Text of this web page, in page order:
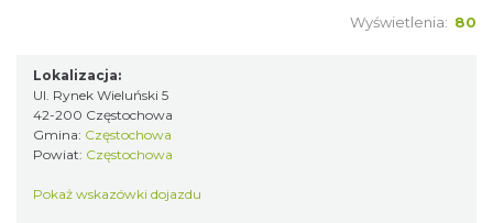
Wyświetlenia: 80
Lokalizacja:
Ul. Rynek Wieluński 5
42-200 Częstochowa
Gmina: Częstochowa
Powiat: Częstochowa
Pokaż wskazówki dojazdu